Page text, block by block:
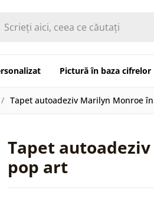
Pictură în baza cifrelor
Tapet autoadeziv Marilyn Monroe
Tapet
pop art